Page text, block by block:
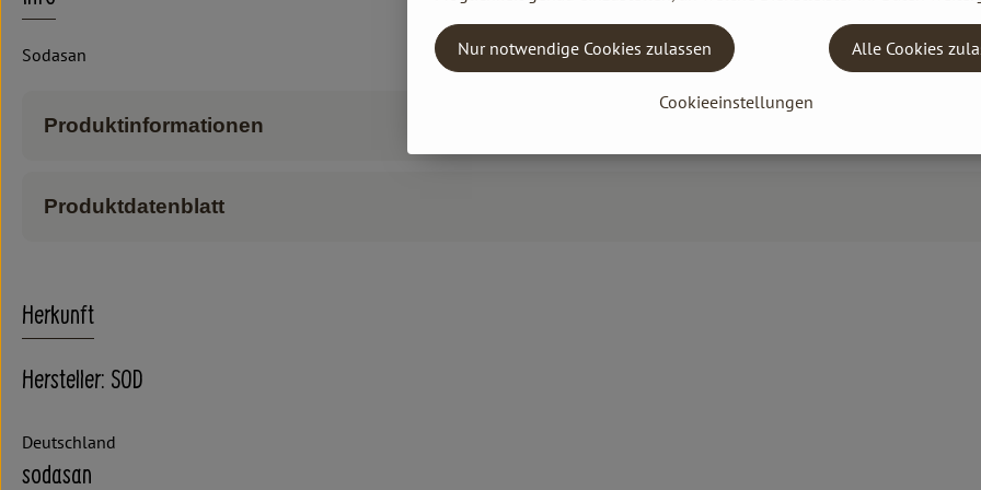
Sodasan
Produktinformationen
Produktdatenblatt
Herkunft
Hersteller: SOD
Deutschland
sodasan
Cookieeinstellungen
Nur notwendige Cookies zulassen Alle Cookies